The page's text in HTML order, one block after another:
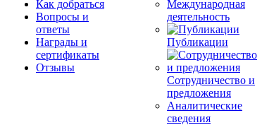
Как добраться
Вопросы и
ответы
Награды и
сертификаты
Отзывы
Международная
деятельность
Публикации
Сотрудничество и
предложения
Аналитические
сведения